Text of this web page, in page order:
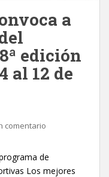
a
edición
al 12 de
comentario
de
Los mejores